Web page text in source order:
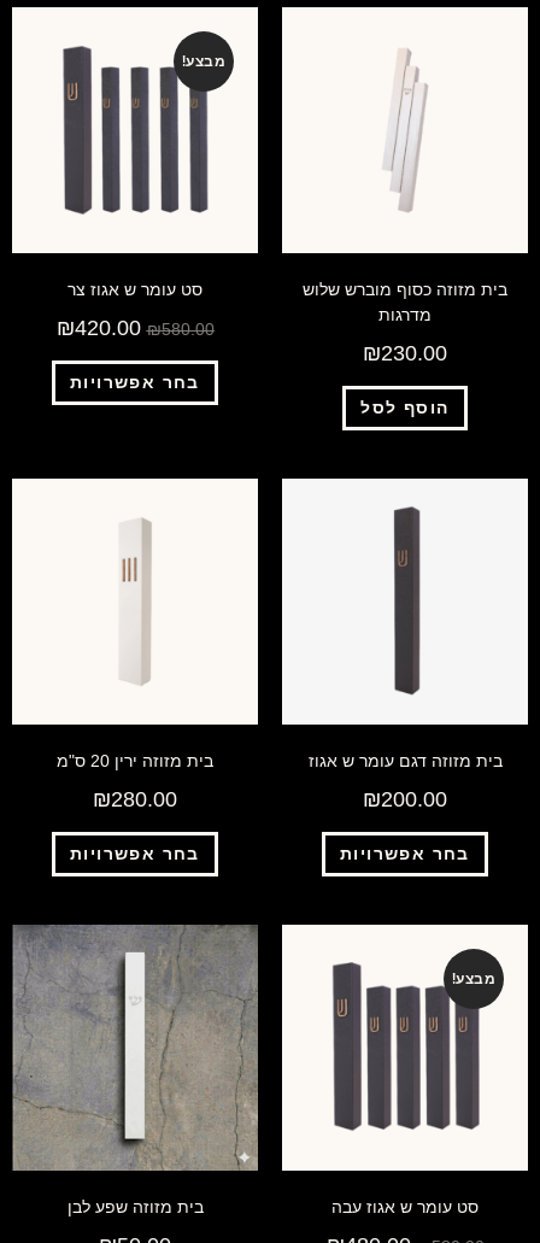
בית מזוזה כסוף מוברש שלוש
מדרגות
₪230.00
הוסף לסל
מבצע!
סט עומר ש אגוז צר
₪580.00
₪420.00
בחר אפשרויות
בית מזוזה דגם עומר ש אגוז
₪200.00
בחר אפשרויות
בית מזוזה ירין 20 ס"מ
₪280.00
בחר אפשרויות
מבצע!
סט עומר ש אגוז עבה בית מזוזה שפע לבן